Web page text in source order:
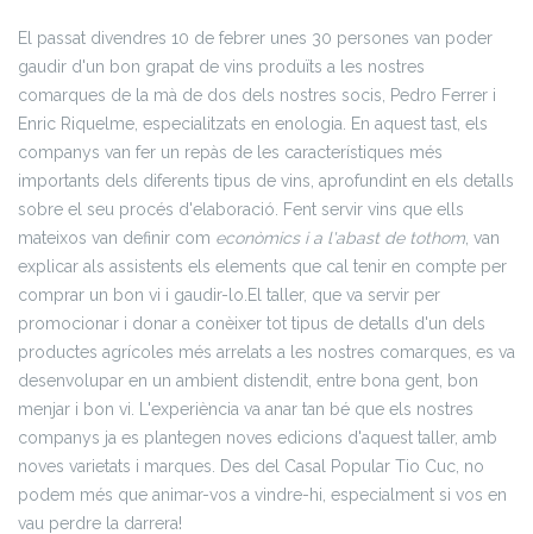
El passat divendres 10 de febrer unes 30 persones van poder
gaudir d'un bon grapat de vins produïts a les nostres
comarques de la mà de dos dels nostres socis, Pedro Ferrer i
Enric Riquelme, especialitzats en enologia. En aquest tast, els
companys van fer un repàs de les característiques més
importants dels diferents tipus de vins, aprofundint en els detalls
sobre el seu procés d'elaboració. Fent servir vins que ells
mateixos van definir com econòmics i a l'abast de tothom , van
explicar als assistents els elements que cal tenir en compte per
comprar un bon vi i gaudir-lo. El taller, que va servir per
promocionar i donar a conèixer tot tipus de detalls d'un dels
productes agrícoles més arrelats a les nostres comarques, es va
desenvolupar en un ambient distendit, entre bona gent, bon
menjar i bon vi. L'experiència va anar tan bé que els nostres
companys ja es plantegen noves edicions d'aquest taller, amb
noves varietats i marques. Des del Casal Popular Tio Cuc, no
podem més que animar-vos a vindre-hi, especialment si vos en
vau perdre la darrera!